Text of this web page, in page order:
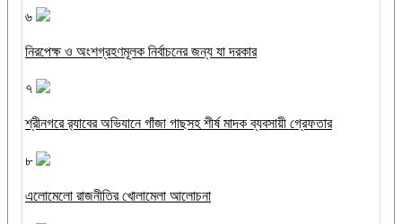
৬
নিরপেক্ষ ও অংশগ্রহণমূলক নির্বাচনের জন্য যা দরকার
৭
শ্রীনগরে র‌্যাবের অভিযানে গাঁজা গাছসহ শীর্ষ মাদক ব্যবসায়ী গ্রেফতার
৮
এলোমেলো রাজনীতির খোলামেলা আলোচনা